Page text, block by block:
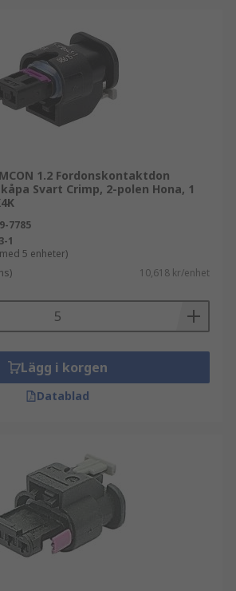
1.2 Fordonskontaktdon
Svart Crimp, 2-polen Hona, 1
7785
1
5 enheter)
10,618 kr/enhet
Lägg i korgen
Datablad